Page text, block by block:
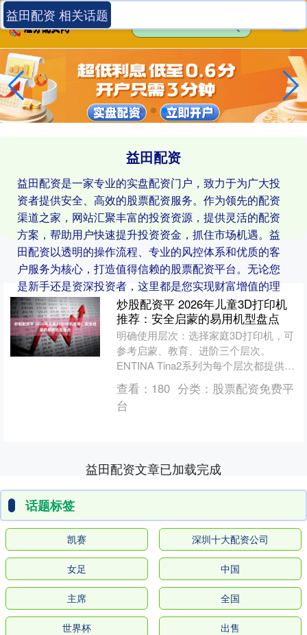
益田配资
益田配资是一家专业的实盘配资门户，致力于为广大投
资者提供安全、高效的股票配资服务。作为领先的配资
渠道之家，网站汇聚丰富的投资资源，提供灵活的配资
方案，帮助用户快速提升投资资金，抓住市场机遇。益
田配资以透明的操作流程、专业的风控体系和优质的客
户服务为核心，打造值得信赖的股票配资平台。无论您
是新手还是资深投资者，这里都是您实现财富增值的理
想选择。
益田配资 相关话题
炒股配资平 2026年儿童3D打印机
推荐：安全启蒙的易用机型盘点
明确使用层次：选择家庭3D打印机，可
参考启蒙、教育、进阶三个层次。
ENTINA Tina2系列为每个层次都提供了
对应机型。 新手友好是关键：适合新手
的品牌通常具....
查看： 180 分类： 股票配资免费平
台
益田配资文章已加载完成
话题标签
凯赛 深圳十大配资公司
女足 中国
主席 全国
世界杯 出售